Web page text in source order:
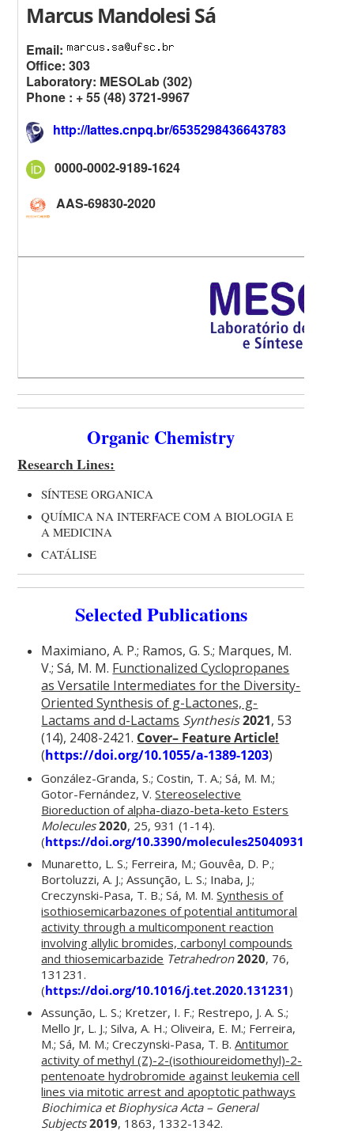
Marcus Mandolesi Sá
Email:
Office: 303
Laboratory: MESOLab (302)
Phone : + 55 (48) 3721-9967
http://lattes.cnpq.br/6535298436643783
0000-0002-9189-1624
AAS-69830-2020
Organic Chemistry
Research Lines:
SÍNTESE ORGANICA
QUÍMICA NA INTERFACE COM A BIOLOGIA E
A MEDICINA
CATÁLISE
Selected Publications
Maximiano, A. P.; Ramos, G. S.; Marques, M.
V.; Sá, M. M. Functionalized Cyclopropanes
as Versatile Intermediates for the Diversity-
Oriented Synthesis of g-Lactones, g-
Lactams and d-Lactams Synthesis2021, 53
(14), 2408-2421. Cover– Feature Article!
(https://doi.org/10.1055/a-1389-1203)
González-Granda, S.; Costin, T. A.; Sá, M. M.;
Gotor-Fernández, V.Stereoselective
Bioreduction of alpha-diazo-beta-keto Esters
Molecules 2020, 25, 931 (1-14).
(https://doi.org/10.3390/molecules25040931
Munaretto, L. S.; Ferreira, M.; Gouvêa, D. P.;
Bortoluzzi, A. J.; Assunção, L. S.; Inaba, J.;
Creczynski-Pasa, T. B.; Sá, M. M.Synthesis of
isothiosemicarbazones of potential antitumoral
activity through a multicomponent reaction
involving allylic bromides, carbonyl compounds
and thiosemicarbazide Tetrahedron 2020, 76,
131231.
(https://doi.org/10.1016/j.tet.2020.131231)
Assunção, L. S.; Kretzer, I. F.; Restrepo, J. A. S.;
Mello Jr, L. J.; Silva, A. H.; Oliveira, E. M.; Ferreira,
M.; Sá, M. M.; Creczynski-Pasa, T. B.Antitumor
activity of methyl (Z)-2-(isothioureidomethyl)-2-
pentenoate hydrobromide against leukemia cell
lines via mitotic arrest and apoptotic pathways
Biochimica et Biophysica Acta – General
Subjects 2019, 1863, 1332-1342.